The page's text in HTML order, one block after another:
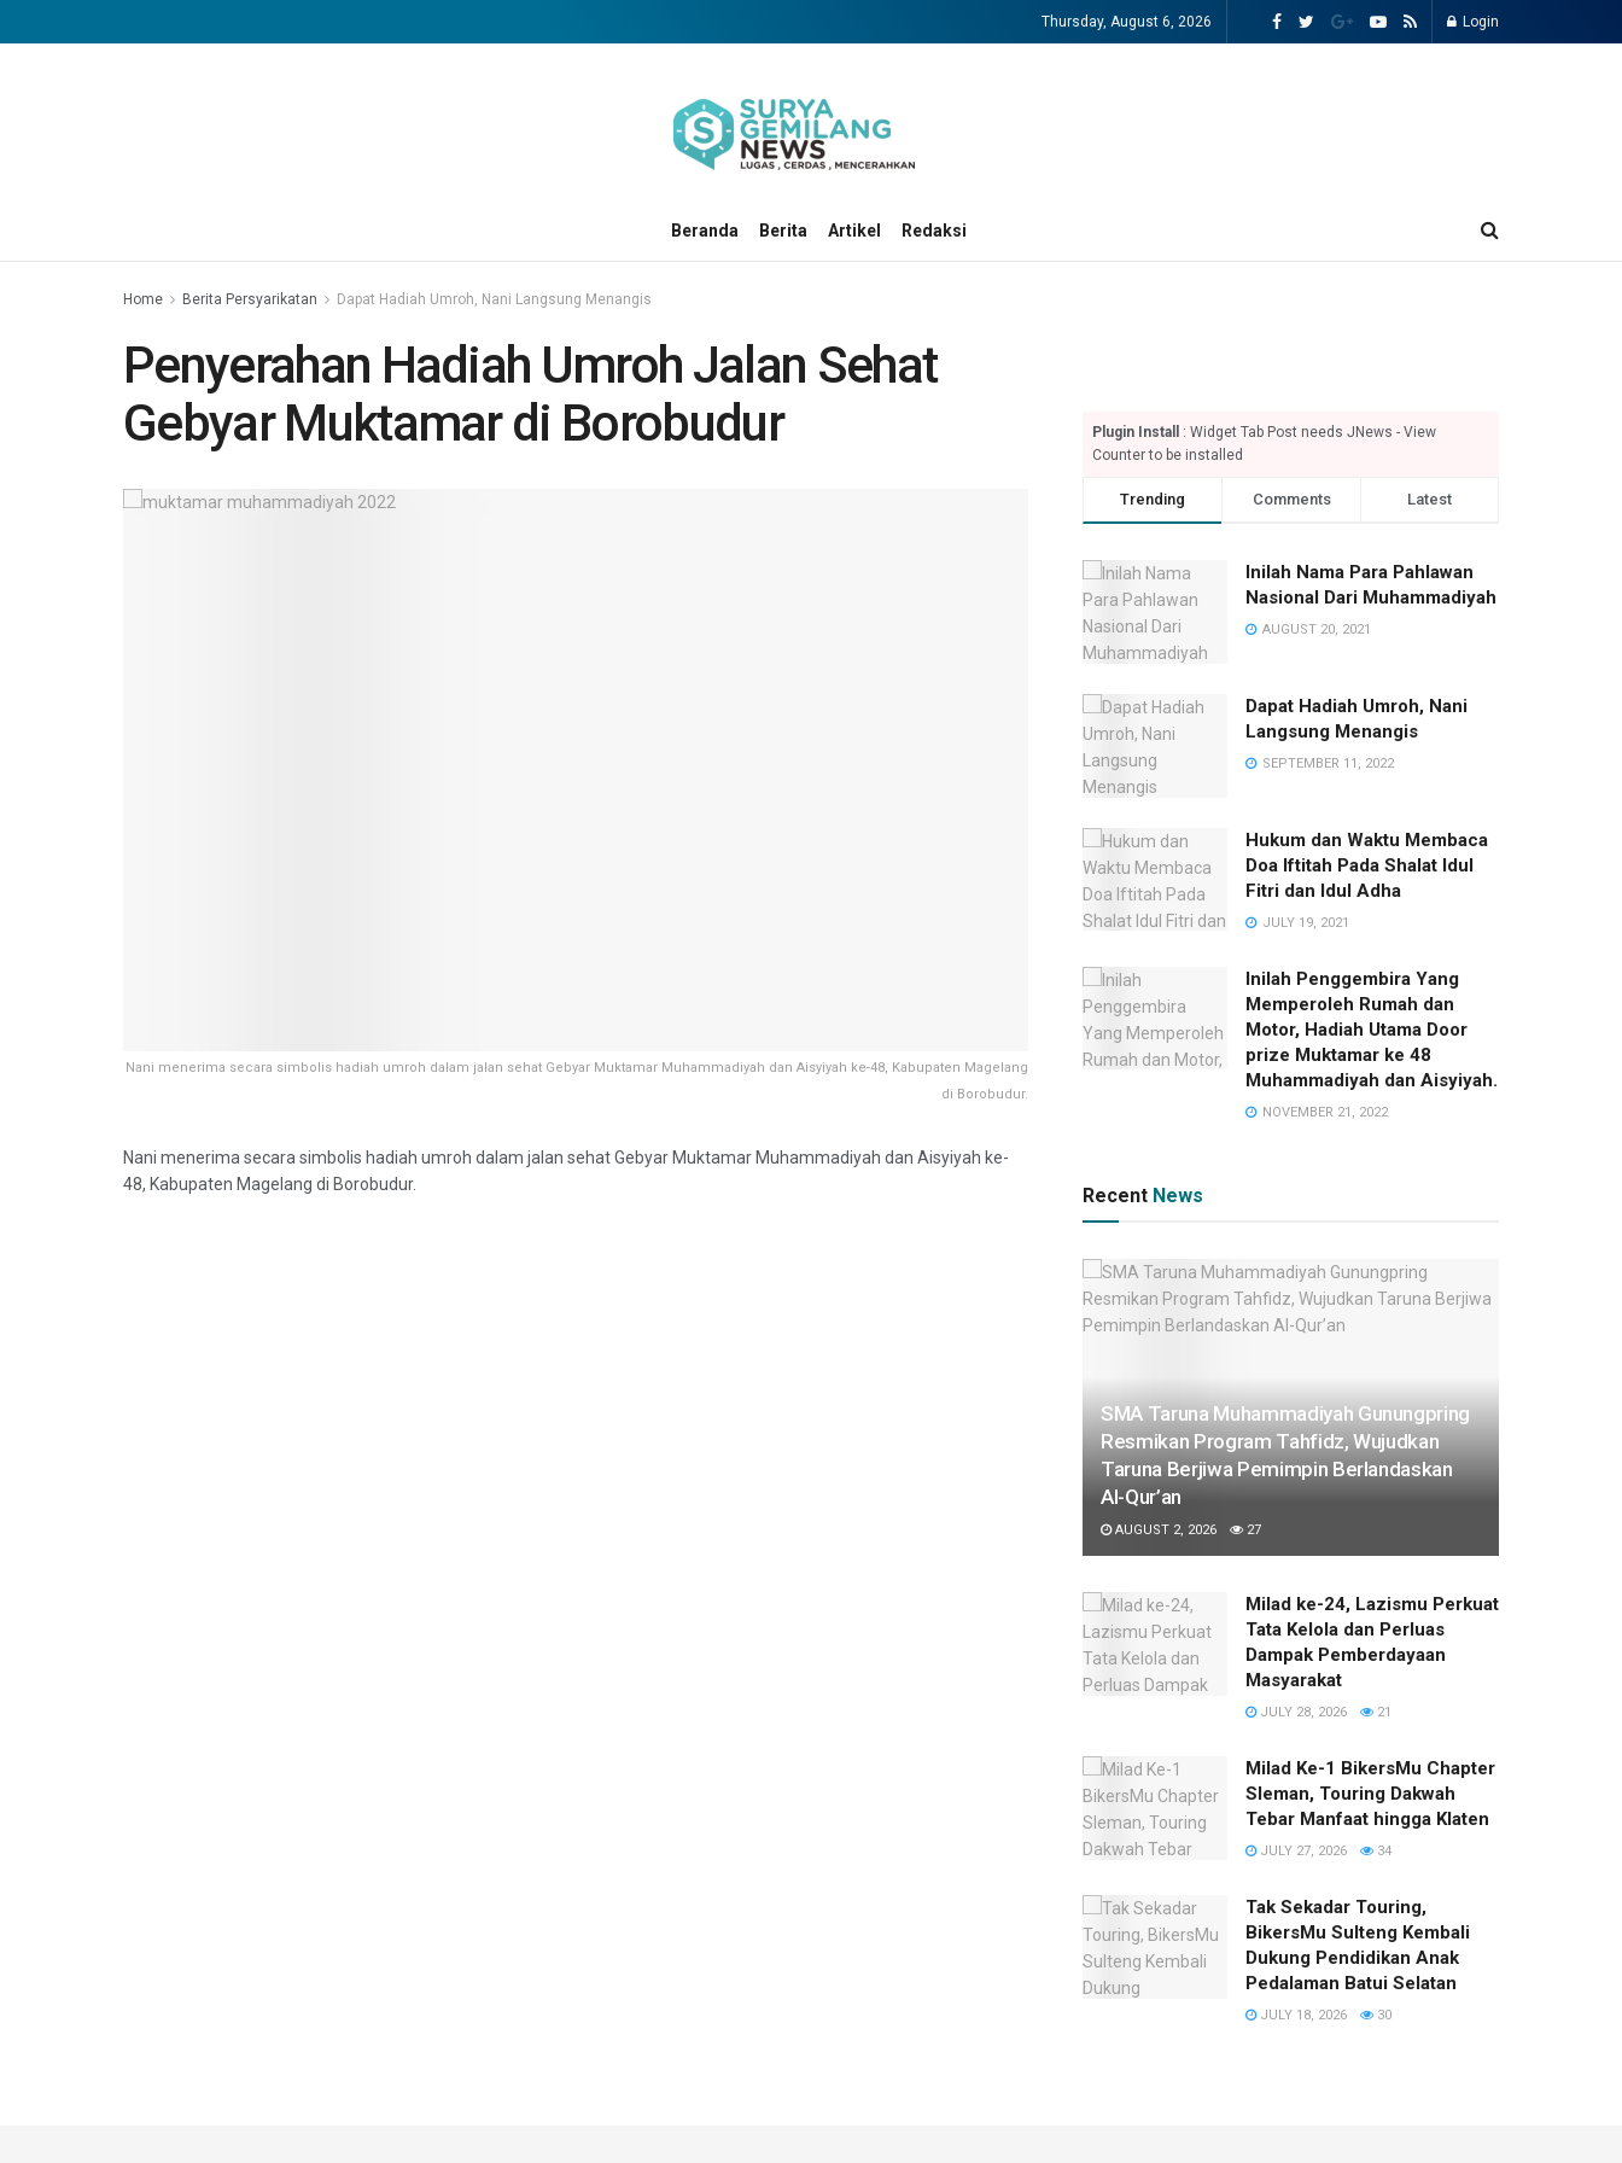
Thursday, August 6, 2026 Login
Beranda Berita Artikel Redaksi
Home Berita Persyarikatan Dapat Hadiah Umroh, Nani Langsung Menangis
Penyerahan Hadiah Umroh Jalan Sehat
Gebyar Muktamar di Borobudur
Nani menerima secara simbolis hadiah umroh dalam jalan sehat Gebyar Muktamar Muhammadiyah dan Aisyiyah ke-48, Kabupaten Magelang
di Borobudur.
Nani menerima secara simbolis hadiah umroh dalam jalan sehat Gebyar Muktamar Muhammadiyah dan Aisyiyah ke-
48, Kabupaten Magelang di Borobudur.
Plugin Install
: Widget Tab Post needs JNews - View
Counter to be installed
Trending Comments Latest
Inilah Nama Para Pahlawan
Nasional Dari Muhammadiyah
AUGUST 20, 2021
Dapat Hadiah Umroh, Nani
Langsung Menangis
SEPTEMBER 11, 2022
Hukum dan Waktu Membaca
Doa Iftitah Pada Shalat Idul
Fitri dan Idul Adha
JULY 19, 2021
Inilah Penggembira Yang
Memperoleh Rumah dan
Motor, Hadiah Utama Door
prize Muktamar ke 48
Muhammadiyah dan Aisyiyah.
NOVEMBER 21, 2022
Recent News
SMA Taruna Muhammadiyah Gunungpring
Resmikan Program Tahfidz, Wujudkan
Taruna Berjiwa Pemimpin Berlandaskan
Al-Qur’an
AUGUST 2, 2026 27
Milad ke-24, Lazismu Perkuat
Tata Kelola dan Perluas
Dampak Pemberdayaan
Masyarakat
JULY 28, 2026 21
Milad Ke-1 BikersMu Chapter
Sleman, Touring Dakwah
Tebar Manfaat hingga Klaten
JULY 27, 2026 34
Tak Sekadar Touring,
BikersMu Sulteng Kembali
Dukung Pendidikan Anak
Pedalaman Batui Selatan
JULY 18, 2026 30